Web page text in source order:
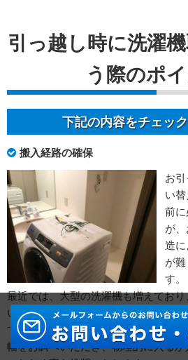
引っ越し時に洗濯
う際のポ
下記の内容をチェッ
搬入経路の確保
お
い
前
が
造に
が
す。
最近では、大型の洗濯機も増えてお
いという実例も多くございます。
ですので、まずは、搬入経路上の最も
幅をお調べいただき、物理的に入る